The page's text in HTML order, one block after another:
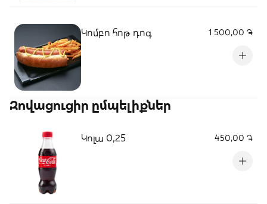
Կոմբո հոթ դոգ 1 500,00 ֏
Զովացուցիր ըմպելիքներ
Կոլա 0,25 450,00 ֏